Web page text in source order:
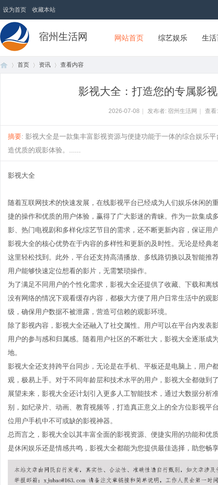
设为首页 收藏本站
宿州生活网 网站首页 综艺娱乐 生
首页 资讯 查看内容
影视大全：打造您的专属影
2026-07-08 发布者: 宿州生活网 查
摘要: 影视大全是一款集丰富影视资源与便捷功能于一体的综合娱乐
造优质的观影体验。......
影视大全
随着互联网技术的快速发展，在线影视平台已经成为人们娱乐休闲
捷的操作和优质的用户体验，赢得了广大影迷的青睐。作为一款集成
影、热门电视剧和多样化综艺节目的需求，还不断更新内容，保证用
影视大全的核心优势在于内容的多样性和更新的及时性。无论是经典
这里轻松找到。此外，平台还支持高清播放、多线路切换以及智能推
用户能够快速定位想看的影片，无需繁琐操作。
为了满足不同用户的个性化需求，影视大全还提供了收藏、下载和
没有网络的情况下观看缓存内容，都极大方便了用户日常生活中的观
级，确保用户数据不被泄露，营造可信赖的观影环境。
除了影视内容，影视大全还融入了社交属性。用户可以在平台内发
用户的参与感和归属感。随着用户社区的不断壮大，影视大全逐渐
地。
影视大全还支持跨平台同步，无论是在手机、平板还是电脑上，用户
观，极易上手。对于不同年龄层和技术水平的用户，影视大全都做到
展望未来，影视大全还计划引入更多人工智能技术，通过大数据分
别，如纪录片、动画、教育视频等，打造真正意义上的全方位影视平
位用户手机中不可或缺的影视神器。
总而言之，影视大全以其丰富全面的影视资源、便捷实用的功能和
是休闲娱乐还是情感共鸣，影视大全都能为您提供最佳选择，助您畅